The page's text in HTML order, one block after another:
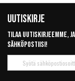
Uutiskirje
Tilaa uutiskirjeemme,
sähköpostiisi!
uutiskirje